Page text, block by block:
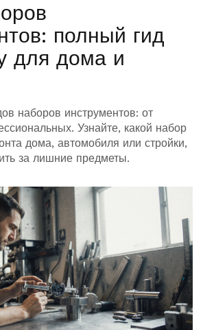
полный гид
для дома и
наборов инструментов: от
Узнайте, какой набор
дома, автомобиля или стройки,
за лишние предметы.